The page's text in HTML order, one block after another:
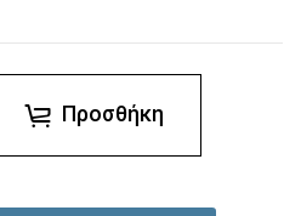
Προσθήκη